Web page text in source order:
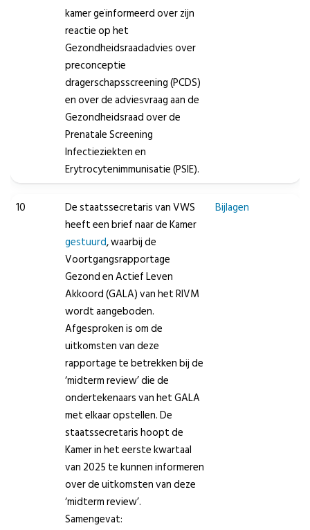
kamer geïnformeerd over zijn
reactie op het
Gezondheidsraadadvies over
preconceptie
dragerschapsscreening (PCDS)
en over de adviesvraag aan de
Gezondheidsraad over de
Prenatale Screening
Infectieziekten en
Erytrocytenimmunisatie (PSIE).
10
De staatssecretaris van VWS
heeft een brief naar de Kamer
gestuurd, waarbij de
Voortgangsrapportage
Gezond en Actief Leven
Akkoord (GALA) van het RIVM
wordt aangeboden.
Afgesproken is om de
uitkomsten van deze
rapportage te betrekken bij de
‘midterm review’ die de
ondertekenaars van het GALA
met elkaar opstellen. De
staatssecretaris hoopt de
Kamer in het eerste kwartaal
van 2025 te kunnen informeren
over de uitkomsten van deze
‘midterm review’.
Samengevat:
Bijlagen